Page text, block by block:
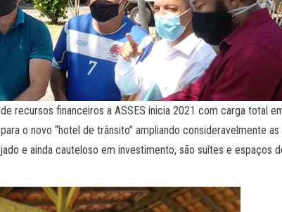
recursos financeiros a ASSES inicia 2021 com carga total
o novo “hotel de trânsito” ampliando consideravelmente
e ainda cauteloso em investimento, são suítes e espaços